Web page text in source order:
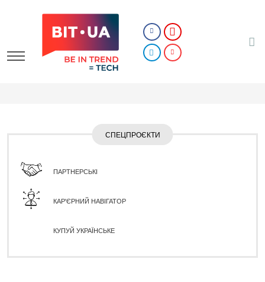
СПЕЦПРОЄКТИ
ПАРТНЕРСЬКІ
КАР'ЄРНИЙ НАВІГАТОР
КУПУЙ УКРАЇНСЬКЕ